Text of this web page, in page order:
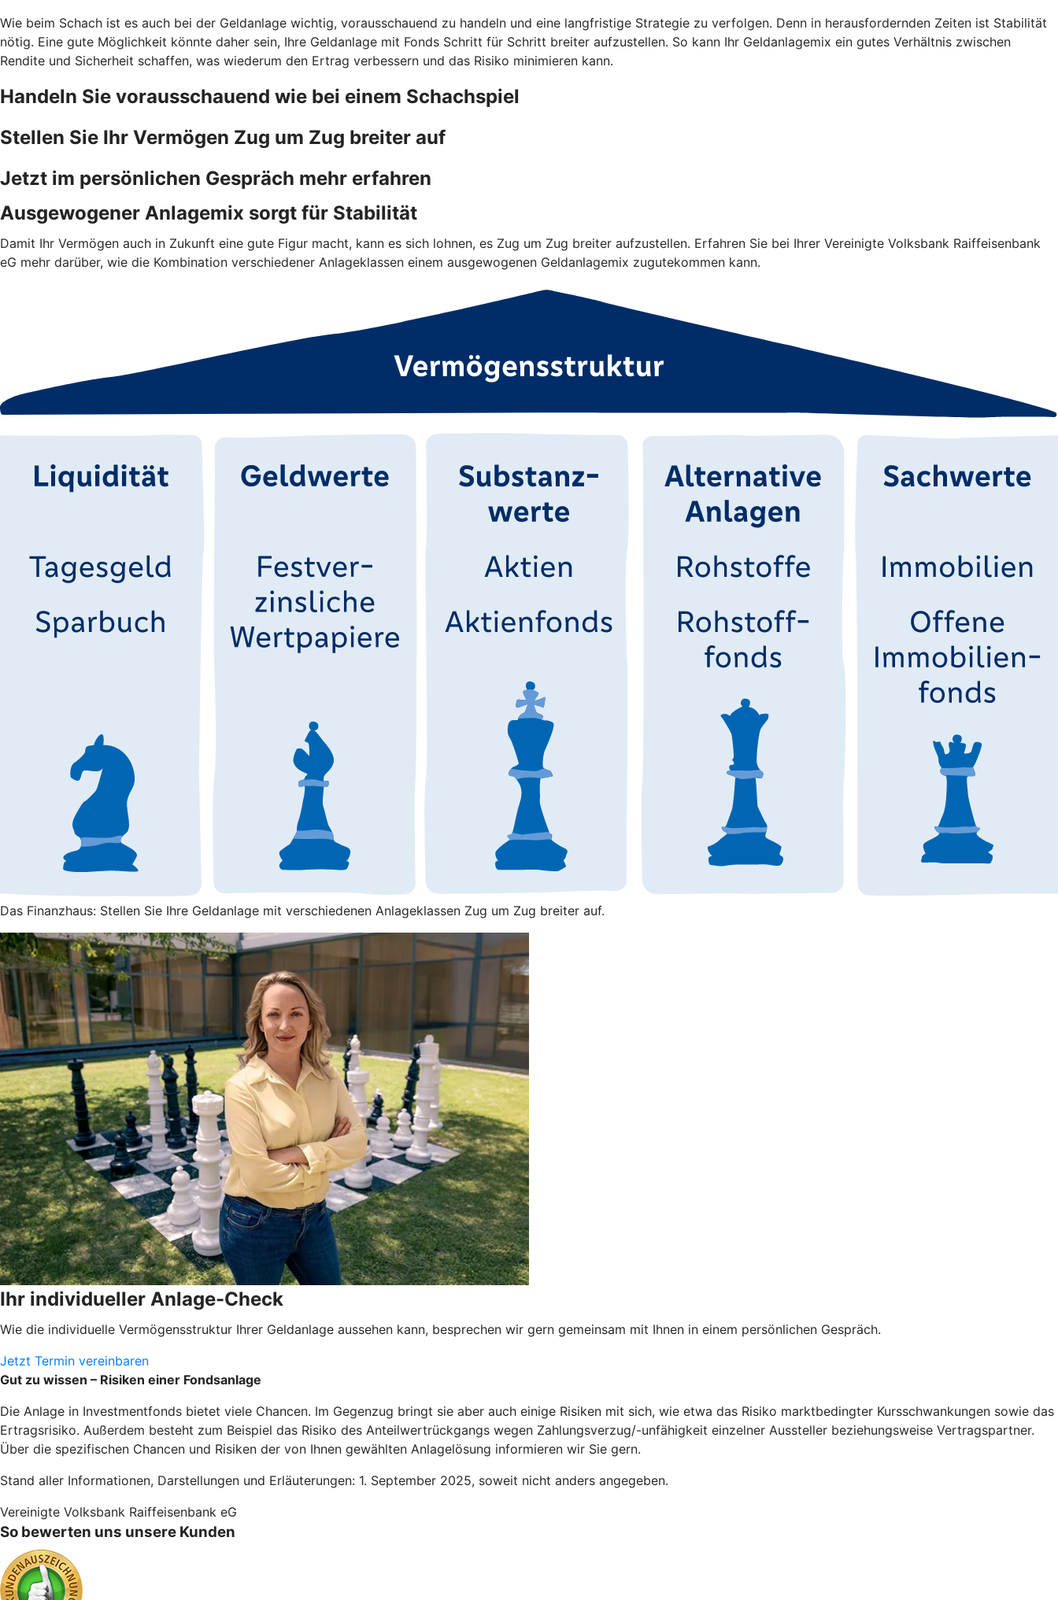
Wie beim Schach ist es auch bei der Geldanlage wichtig, vorausschauend zu handeln und eine langfristige Strategie zu verfolgen. Denn in herausfordernden Zeiten ist Stabilität
nötig. Eine gute Möglichkeit könnte daher sein, Ihre Geldanlage mit Fonds Schritt für Schritt breiter aufzustellen. So kann Ihr Geldanlagemix ein gutes Verhältnis zwischen
Rendite und Sicherheit schaffen, was wiederum den Ertrag verbessern und das Risiko minimieren kann.
Handeln Sie vorausschauend wie bei einem Schachspiel
Stellen Sie Ihr Vermögen Zug um Zug breiter auf
Jetzt im persönlichen Gespräch mehr erfahren
Ausgewogener Anlagemix sorgt für Stabilität
Damit Ihr Vermögen auch in Zukunft eine gute Figur macht, kann es sich lohnen, es Zug um Zug breiter aufzustellen. Erfahren Sie bei Ihrer Vereinigte Volksbank Raiffeisenbank
eG mehr darüber, wie die Kombination verschiedener Anlageklassen einem ausgewogenen Geldanlagemix zugutekommen kann.
Das Finanzhaus: Stellen Sie Ihre Geldanlage mit verschiedenen Anlageklassen Zug um Zug breiter auf.
Ihr individueller Anlage-Check
Wie die individuelle Vermögensstruktur Ihrer Geldanlage aussehen kann, besprechen wir gern gemeinsam mit Ihnen in einem persönlichen Gespräch.
Jetzt Termin vereinbaren
Gut zu wissen – Risiken einer Fondsanlage
Die Anlage in Investmentfonds bietet viele Chancen. Im Gegenzug bringt sie aber auch einige Risiken mit sich, wie etwa das Risiko marktbedingter Kursschwankungen sowie das
Ertragsrisiko. Außerdem besteht zum Beispiel das Risiko des Anteilwertrückgangs wegen Zahlungsverzug/-unfähigkeit einzelner Aussteller beziehungsweise Vertragspartner.
Über die spezifischen Chancen und Risiken der von Ihnen gewählten Anlagelösung informieren wir Sie gern.
Stand aller Informationen, Darstellungen und Erläuterungen: 1. September 2025, soweit nicht anders angegeben.
Vereinigte Volksbank Raiffeisenbank eG
So bewerten uns unsere Kunden